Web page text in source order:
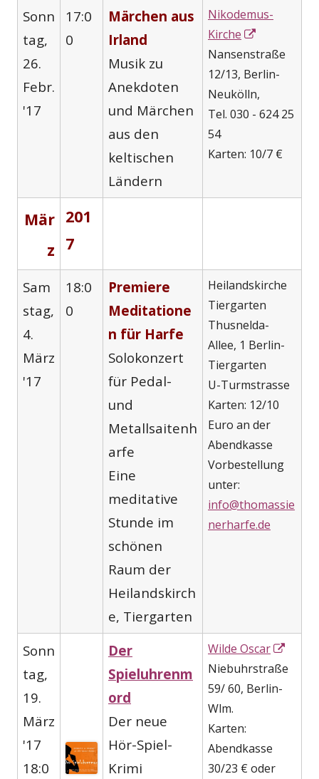
Sonn
tag,
26.
Febr.
'17
17:0
0
Märchen aus
Irland
Musik zu
Anekdoten
und Märchen
aus den
keltischen
Ländern
Nikodemus-
Kirche
neuem
Fenster
öffnen
Nansenstraße
12/13, Berlin-
Neukölln,
Tel. 030 - 624 25
54
Karten: 10/7 €
Mär
z
201
7
Sam
stag,
4.
März
'17
18:0
0
Premiere
Meditatione
n für Harfe
Solokonzert
für Pedal-
und
Metallsaitenh
arfe
Eine
meditative
Stunde im
schönen
Raum der
Heilandskirch
e, Tiergarten
Heilandskirche
Tiergarten
Thusnelda-
Allee, 1 Berlin-
Tiergarten
U-Turmstrasse
Karten: 12/10
Euro an der
Abendkasse
Vorbestellung
unter:
info@thomassie
nerharfe.de
Sonn
tag,
19.
März
'17
18:0
Der
Spieluhrenm
ord
Der neue
Hör-Spiel-
Krimi
Wilde Oscar
Niebuhrstraße
59/ 60, Berlin-
Wlm.
Karten:
Abendkasse
30/23 € oder